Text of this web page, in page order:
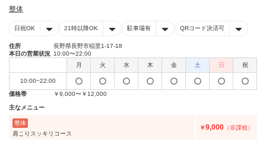
整体
日祝OK 21時以降OK 駐車場有 QRコード決済可
住所
長野県長野市稲里1-17-18
本日の営業状況 10:00〜22:00
月
火 水 木 金 土 日 祝
10:00~22:00
価格帯
￥9,000〜￥12,000
主なメニュー
整体
肩こりスッキリコース
￥9,000 （非課税）